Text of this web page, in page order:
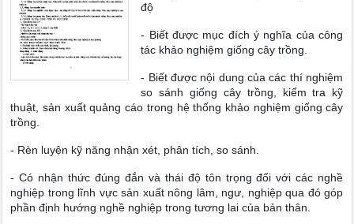
độ
- Biết được mục đích ý nghĩa của công
tác khảo nghiệm giống cây trồng.
- Biết được nội dung của các thí nghiệm
so sánh giống cây trồng, kiểm tra kỹ
thuật, sản xuất quảng cáo trong hệ thống khảo nghiệm giống cây
trồng.
- Rèn luyện kỹ năng nhận xét, phân tích, so sánh.
- Có nhận thức đúng đắn và thái độ tôn trọng đối với các nghề
nghiệp trong lĩnh vực sản xuất nông lâm, ngư, nghiệp qua đó góp
phần định hướng nghề nghiệp trong tương lai của bản thân.